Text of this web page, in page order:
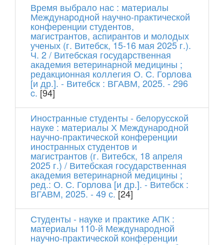
Время выбрало нас : материалы
Международной научно-практической
конференции студентов,
магистрантов, аспирантов и молодых
ученых (г. Витебск, 15-16 мая 2025 г.).
Ч. 2 / Витебская государственная
академия ветеринарной медицины ;
редакционная коллегия О. С. Горлова
[и др.]. - Витебск : ВГАВМ, 2025. - 296
c. [94]
Иностранные студенты - белорусской
науке : материалы Х Международной
научно-практической конференции
иностранных студентов и
магистрантов (г. Витебск, 18 апреля
2025 г.) / Витебская государственная
академия ветеринарной медицины ;
ред.: О. С. Горлова [и др.]. - Витебск :
ВГАВМ, 2025. - 49 с.[24]
Студенты - науке и практике АПК :
материалы 110-й Международной
научно-практической конференции